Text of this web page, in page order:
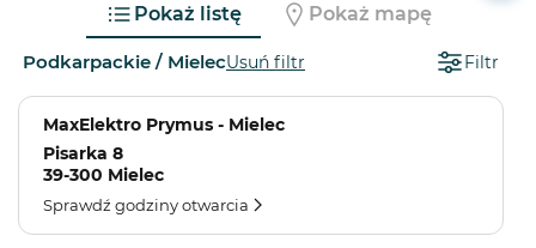
Pokaż listę Pokaż mapę
Podkarpackie / MielecUsuń filtr Filtr
MaxElektro Prymus - Mielec
Pisarka 8
39-300 Mielec
Sprawdź godziny otwarcia